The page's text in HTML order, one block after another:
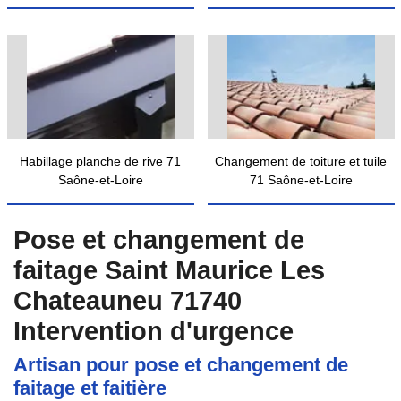
Habillage planche de rive 71
Saône-et-Loire
Changement de toiture et tuile
71 Saône-et-Loire
Pose et changement de
faitage Saint Maurice Les
Chateauneu 71740
Intervention d'urgence
Artisan pour pose et changement de
faitage et faitière